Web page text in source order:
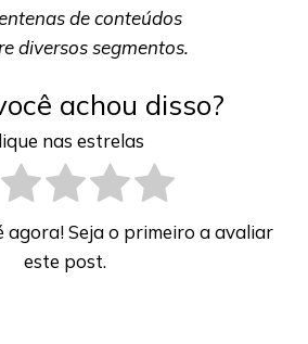
de conteúdos
diversos segmentos.
achou disso?
nas estrelas
agora! Seja o primeiro a avaliar
este post.